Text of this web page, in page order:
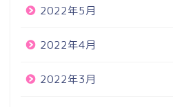
2022年5月
2022年4月
2022年3月